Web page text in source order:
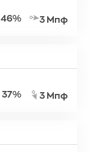
46% 3 Μπφ
37% 3 Μπφ